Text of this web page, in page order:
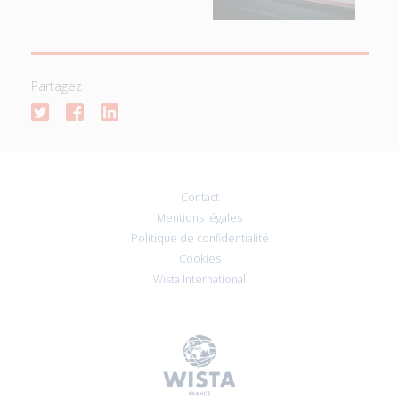
Partagez
Contact
Mentions légales
Politique de confidentialité
Cookies
Wista International